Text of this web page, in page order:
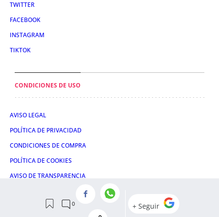
TWITTER
FACEBOOK
INSTAGRAM
TIKTOK
CONDICIONES DE USO
AVISO LEGAL
POLÍTICA DE PRIVACIDAD
CONDICIONES DE COMPRA
POLÍTICA DE COOKIES
AVISO DE TRANSPARENCIA